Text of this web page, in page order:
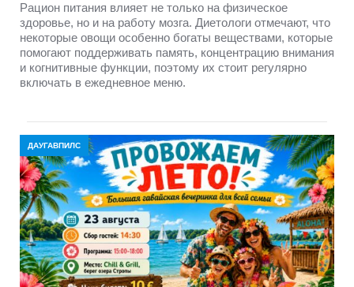
Рацион питания влияет не только на физическое
здоровье, но и на работу мозга. Диетологи отмечают, что
некоторые овощи особенно богаты веществами, которые
помогают поддерживать память, концентрацию внимания
и когнитивные функции, поэтому их стоит регулярно
включать в ежедневное меню.
ДАУГАВПИЛС